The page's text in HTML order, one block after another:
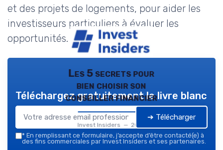
et des projets de logements, pour aider les
investisseurs particuliers à évaluer les
opportunités.
Les 5 secrets pour
bien choisir son
conseiller financier
Invest Insiders — 2026
Téléchargez gratuitement le livre blanc
➔ Télécharger
* En remplissant ce formulaire, j’accepte d’être contacté(e) à
des fins commerciales par Invest Insiders et ses partenaires.